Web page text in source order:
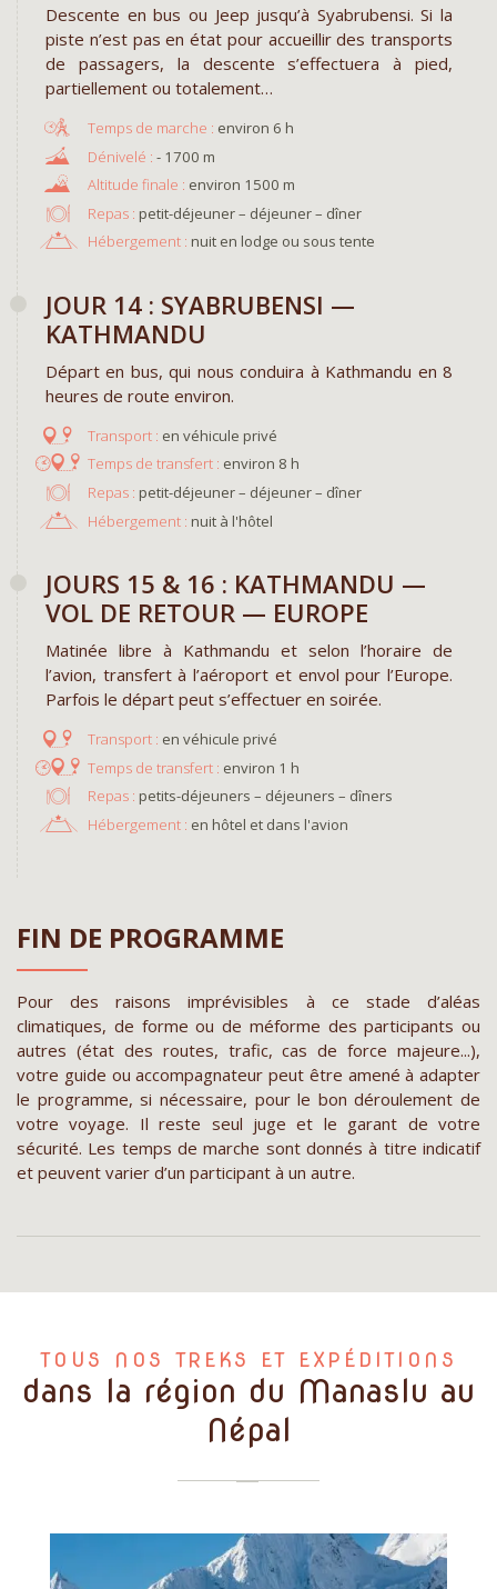
Descente en bus ou Jeep jusqu’à Syabrubensi. Si la
piste n’est pas en état pour accueillir des transports
de passagers, la descente s’effectuera à pied,
partiellement ou totalement…
environ 6 h
- 1700 m
environ 1500 m
Repas : petit-déjeuner – déjeuner – dîner
Hébergement : nuit en lodge ou sous tente
JOUR 14 : SYABRUBENSI —
KATHMANDU
Départ en bus, qui nous conduira à Kathmandu en 8
heures de route environ.
en véhicule privé
environ 8 h
Repas : petit-déjeuner – déjeuner – dîner
Hébergement : nuit à l'hôtel
JOURS 15 & 16 : KATHMANDU —
VOL DE RETOUR — EUROPE
Matinée libre à Kathmandu et selon l’horaire de
l’avion, transfert à l’aéroport et envol pour l’Europe.
Parfois le départ peut s’effectuer en soirée.
en véhicule privé
environ 1 h
Repas : petits-déjeuners – déjeuners – dîners
Hébergement : en hôtel et dans l'avion
FIN DE PROGRAMME
Pour des raisons imprévisibles à ce stade d’aléas
climatiques, de forme ou de méforme des participants ou
autres (état des routes, trafic, cas de force majeure...),
votre guide ou accompagnateur peut être amené à adapter
le programme, si nécessaire, pour le bon déroulement de
votre voyage. Il reste seul juge et le garant de votre
sécurité. Les temps de marche sont donnés à titre indicatif
et peuvent varier d’un participant à un autre.
TOUS NOS TREKS ET EXPÉDITIONS
dans la région du Manaslu au
Népal